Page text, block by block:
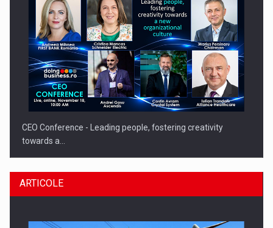
CEO Conference - Leading people, fostering creativity
towards a…
ARTICOLE